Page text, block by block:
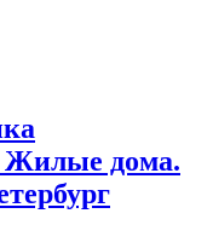
Жилые дома.